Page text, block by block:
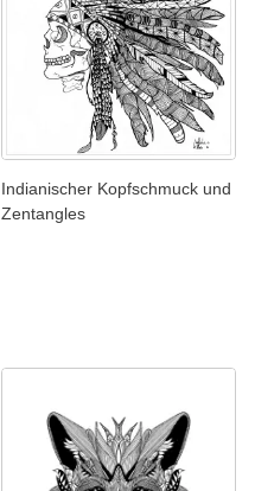
Indianischer Kopfschmuck und
Zentangles